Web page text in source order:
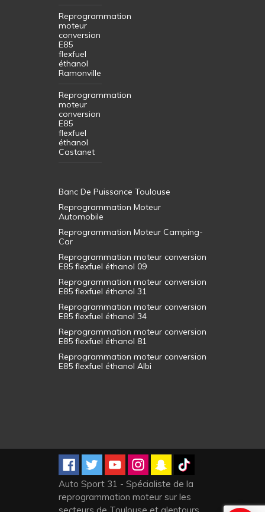
Reprogrammation
moteur
conversion
E85
flexfuel
éthanol
Ramonville
Reprogrammation
moteur
conversion
E85
flexfuel
éthanol
Castanet
Banc De Puissance Toulouse
Reprogrammation Moteur
Automobile
Reprogrammation Moteur Camping-
Car
Reprogrammation moteur conversion
E85 flexfuel éthanol 09
Reprogrammation moteur conversion
E85 flexfuel éthanol 31
Reprogrammation moteur conversion
E85 flexfuel éthanol 34
Reprogrammation moteur conversion
E85 flexfuel éthanol 81
Reprogrammation moteur conversion
E85 flexfuel éthanol Albi
Auto Sport 31 - Spécialiste de la
reprogrammation moteur sur les